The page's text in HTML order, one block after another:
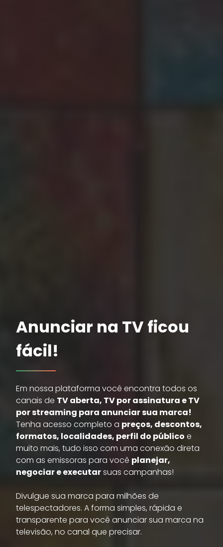
Anunciar na TV ficou
fácil!
Em nossa plataforma você encontra todos os
canais de TV aberta, TV por assinatura e TV
por streaming para anunciar sua marca!
Tenha acesso completo a preços, descontos,
formatos, localidades, perfil do público e
muito mais, tudo isso com uma conexão direta
com as emissoras para você planejar,
negociar e executarsuas campanhas!
Divulgue sua marca para milhões de
telespectadores. A forma simples, rápida e
transparente para você anunciar sua marca na
televisão, no canal que precisar.